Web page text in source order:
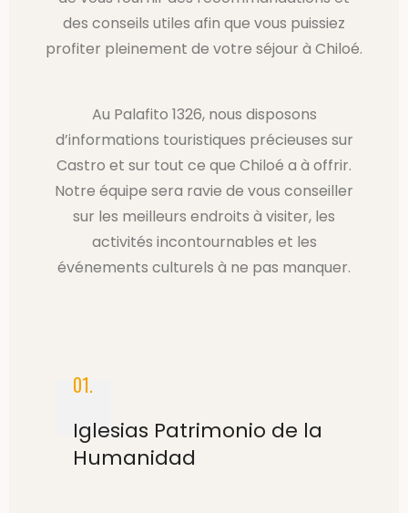
des conseils utiles afin que vous puissiez
profiter pleinement de votre séjour à Chiloé.
Au Palafito 1326, nous disposons
d’informations touristiques précieuses sur
Castro et sur tout ce que Chiloé a à offrir.
Notre équipe sera ravie de vous conseiller
sur les meilleurs endroits à visiter, les
activités incontournables et les
événements culturels à ne pas manquer.
01.
Iglesias Patrimonio de la
Humanidad